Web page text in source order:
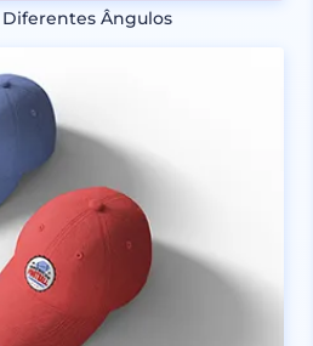
Ângulos